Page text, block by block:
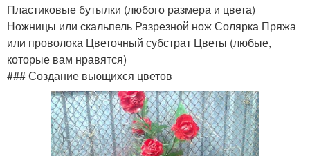
Пластиковые бутылки (любого размера и цвета)
Ножницы или скальпель Разрезной нож Солярка Пряжа
или проволока Цветочный субстрат Цветы (любые,
которые вам нравятся)
### Создание вьющихся цветов